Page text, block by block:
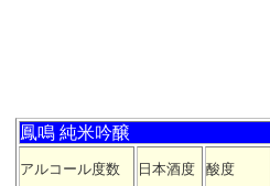
鳳鳴 純米吟醸
アルコール度数 日本酒度 酸度